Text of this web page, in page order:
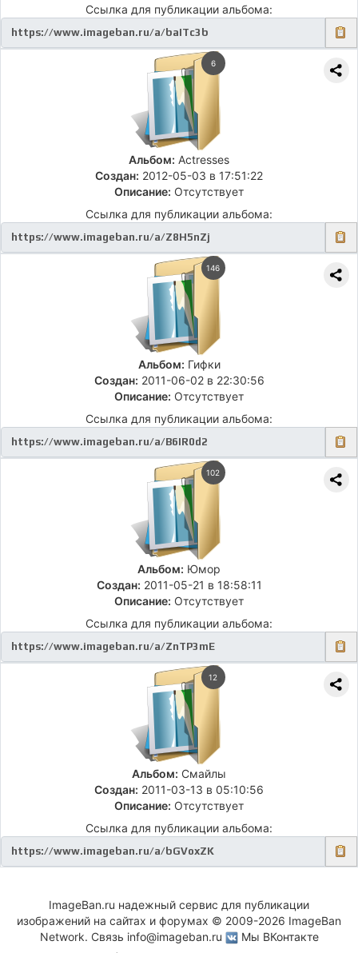
Ссылка для публикации альбома:
6
Альбом: Actresses
Создан: 2012-05-03 в 17:51:22
Описание: Отсутствует
Ссылка для публикации альбома:
146
Альбом: Гифки
Создан: 2011-06-02 в 22:30:56
Описание: Отсутствует
Ссылка для публикации альбома:
102
Альбом: Юмор
Создан: 2011-05-21 в 18:58:11
Описание: Отсутствует
Ссылка для публикации альбома:
12
Альбом: Смайлы
Создан: 2011-03-13 в 05:10:56
Описание: Отсутствует
Ссылка для публикации альбома:
ImageBan.ru надежный сервис для публикации
изображений на сайтах и форумах © 2009-2026 ImageBan
Network. Связь info@imageban.ru
Мы ВКонтакте